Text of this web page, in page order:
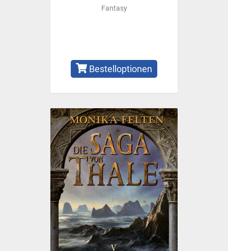
Fantasy
Bestelloptionen